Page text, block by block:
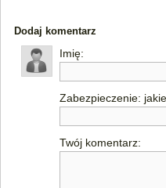
Dodaj komentarz
Imię:
Zabezpieczenie:
Twój komentarz: